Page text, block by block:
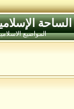
الساحة
المواضيع